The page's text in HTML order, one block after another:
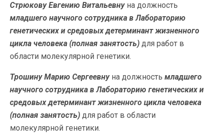
Стрюкову Евгению Витальевну на должность
младшего научного сотрудника в Лабораторию
генетических и средовых детерминант жизненного
цикла человека (полная занятость) для работ в
области молекулярной генетики.
Трошину Марию Сергеевну на должность младшего
научного сотрудника в Лабораторию генетических и
средовых детерминант жизненного цикла человека
(полная занятость) для работ в области
молекулярной генетики.